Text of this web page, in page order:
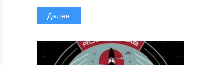
Далее